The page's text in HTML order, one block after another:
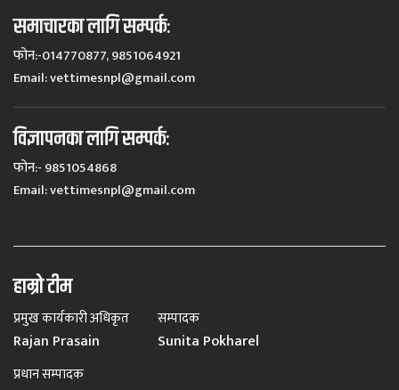
समाचारका लागि सम्पर्कः
फोन:-014770877, 9851064921
Email:vettimesnpl@gmail.com
विज्ञापनका लागि सम्पर्कः
फोन:- 9851054868
Email:vettimesnpl@gmail.com
हाम्रो टीम
प्रमुख कार्यकारी अधिकृत
Rajan Prasain
सम्पादक
Sunita Pokharel
प्रधान सम्पादक